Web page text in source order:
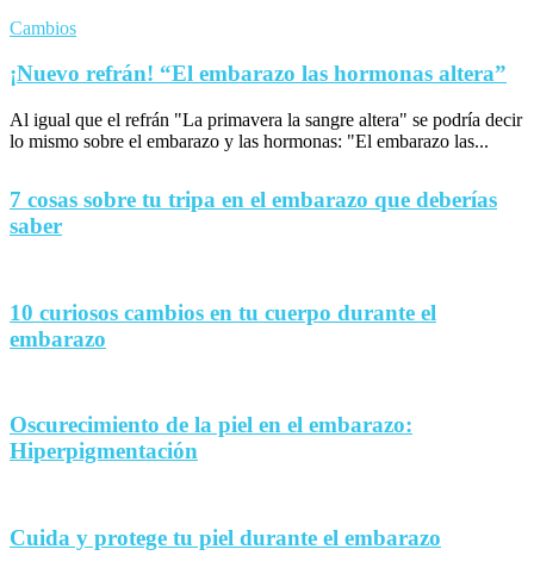
Cambios
¡Nuevo refrán! “El embarazo las hormonas altera”
Al igual que el refrán "La primavera la sangre altera" se podría decir
lo mismo sobre el embarazo y las hormonas: "El embarazo las...
7 cosas sobre tu tripa en el embarazo que deberías
saber
10 curiosos cambios en tu cuerpo durante el
embarazo
Oscurecimiento de la piel en el embarazo:
Hiperpigmentación
Cuida y protege tu piel durante el embarazo